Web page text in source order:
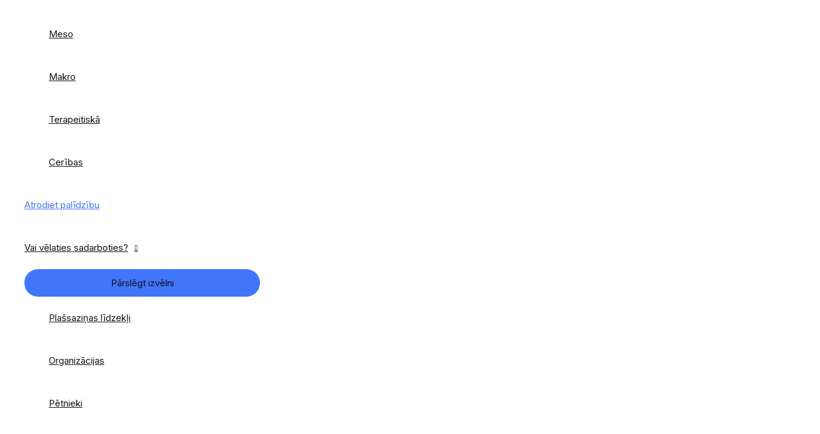
Meso
Makro
Terapeitiskā
Cerības
Atrodiet palīdzību
Vai vēlaties sadarboties?
Pārslēgt izvēlni
Plašsaziņas līdzekļi
Organizācijas
Pētnieki